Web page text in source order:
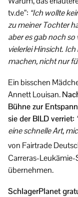
tv.de”: “Ich wollte
zu meiner Tochter
aber es gab noch
vielerlei Hinsicht. Ich
machen, nicht nur
Ein bisschen
Annett Louisan.
Bühne zur
sie der BILD verriet:
eine schnelle Art,
von Fairtrade
Carreras-
übernehmen.
SchlagerPlanet